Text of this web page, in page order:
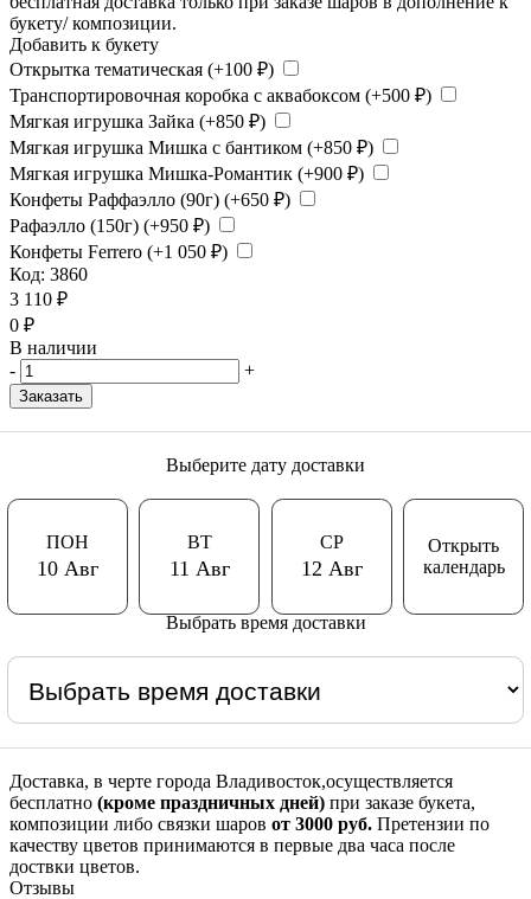
букету/ композиции.
Добавить к букету
Открытка тематическая (+100 ₽)
Транспортировочная коробка с аквабоксом (+500 ₽)
Мягкая игрушка Зайка (+850 ₽)
Мягкая игрушка Мишка с бантиком (+850 ₽)
Мягкая игрушка Мишка-Романтик (+900 ₽)
Конфеты Раффаэлло (90г) (+650 ₽)
Рафаэлло (150г) (+950 ₽)
Конфеты Ferrero (+1 050 ₽)
Код: 3860
3 110 ₽
0 ₽
В наличии
-
+
Заказать
Выберите дату доставки
ПОН
10 Авг
ВТ
11 Авг
СР
12 Авг
Открыть
календарь
Выбрать время доставки
Доставка, в черте города Владивосток,осуществляется
бесплатно (кроме праздничных дней) при заказе букета,
композиции либо связки шаров от 3000 руб. Претензии по
качеству цветов принимаются в первые два часа после
доствки цветов.
Отзывы